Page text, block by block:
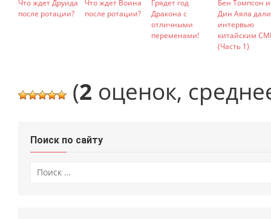
Что ждет Друида
после ротации?
Что ждет Воина
после ротации?
Грядет год
Дракона с
отличными
переменами!
Бен Томпсон и
Дин Аяла дали
интервью
китайским
(Часть 1)
(2 оценок,
Поиск по сайту